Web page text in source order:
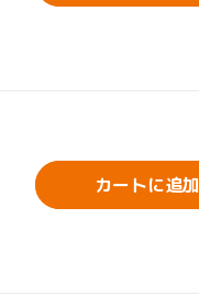
カートに追加